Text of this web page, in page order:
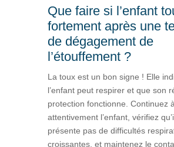
Que faire si l’enfant
fortement après une
de dégagement de
l’étouffement ?
La toux est un bon signe ! Elle
l’enfant peut respirer et que son
protection fonctionne. Continuez
attentivement l’enfant, vérifiez
présente pas de difficultés
croissantes, et maintenez le